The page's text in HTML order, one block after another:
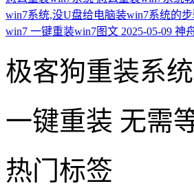
win7系统,没U盘给电脑装win7系统的步
win7 一键重装win7图文 2025-05-09 神
极客狗重装系
一键重装 无需
热门标签